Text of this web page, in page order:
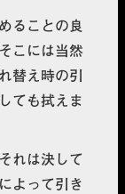
ることの良
こには当然
替え時の引
ても拭えま
れは決して
よって引き